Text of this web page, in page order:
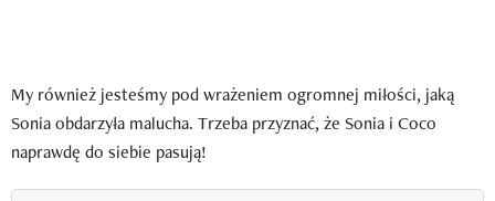
My również jesteśmy pod wrażeniem ogromnej miłości, jaką
Sonia obdarzyła malucha. Trzeba przyznać, że Sonia i Coco
naprawdę do siebie pasują!